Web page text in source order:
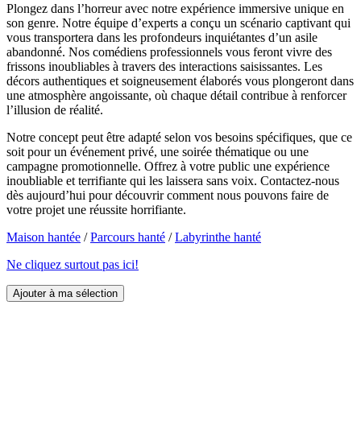
Plongez dans l’horreur avec notre expérience immersive unique en
son genre. Notre équipe d’experts a conçu un scénario captivant qui
vous transportera dans les profondeurs inquiétantes d’un asile
abandonné. Nos comédiens professionnels vous feront vivre des
frissons inoubliables à travers des interactions saisissantes. Les
décors authentiques et soigneusement élaborés vous plongeront dans
une atmosphère angoissante, où chaque détail contribue à renforcer
l’illusion de réalité.
Notre concept peut être adapté selon vos besoins spécifiques, que ce
soit pour un événement privé, une soirée thématique ou une
campagne promotionnelle. Offrez à votre public une expérience
inoubliable et terrifiante qui les laissera sans voix. Contactez-nous
dès aujourd’hui pour découvrir comment nous pouvons faire de
votre projet une réussite horrifiante.
Maison hantée /Parcours hanté /Labyrinthe hanté
Ne cliquez surtout pas ici!
Ajouter à ma sélection